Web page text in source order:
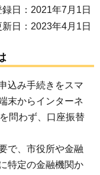
録日：2021年7月1日
新日：2023年4月1日
込み手続きをスマ
末からインターネ
問わず、口座振替
で、市役所や金融
特定の金融機関か